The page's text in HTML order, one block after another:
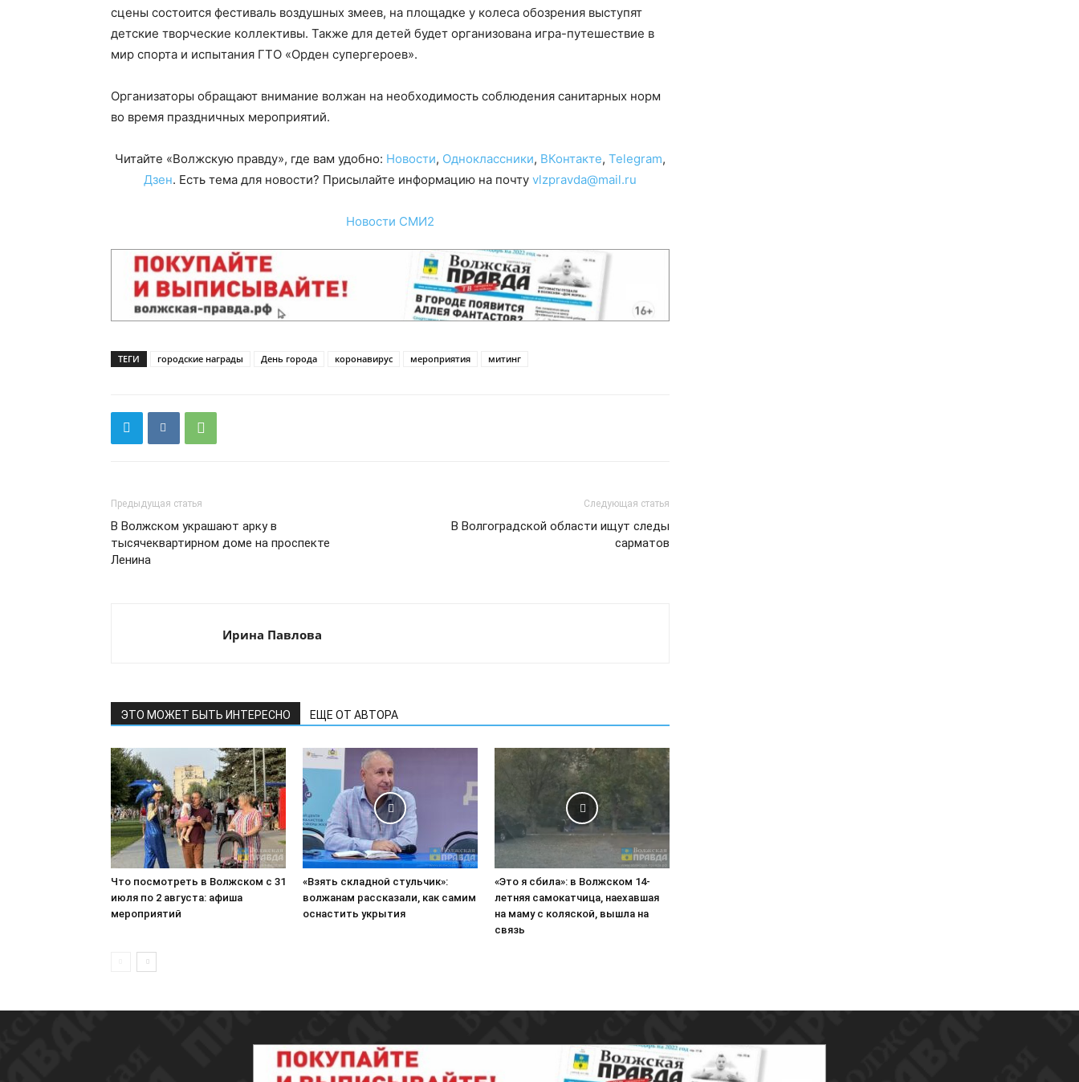
сцены состоится фестиваль воздушных змеев, на площадке у колеса обозрения выступят
детские творческие коллективы. Также для детей будет организована игра-путешествие в
мир спорта и испытания ГТО «Орден супергероев».
Организаторы обращают внимание волжан на необходимость соблюдения санитарных норм
во время праздничных мероприятий.
Читайте «Волжскую правду», где вам удобно: Новости, Одноклассники, ВКонтакте, Telegram,
Дзен. Есть тема для новости? Присылайте информацию на почту vlzpravda@mail.ru
Новости СМИ2
ТЕГИ городские награды День города коронавирус мероприятия митинг
Предыдущая статья
В Волжском украшают арку в
тысячеквартирном доме на проспекте
Ленина
Следующая статья
В Волгоградской области ищут следы
сарматов
Ирина Павлова
ЭТО МОЖЕТ БЫТЬ ИНТЕРЕСНО ЕЩЕ ОТ АВТОРА
Что посмотреть в Волжском с 31
июля по 2 августа: афиша
мероприятий
«Взять складной стульчик»:
волжанам рассказали, как самим
оснастить укрытия
«Это я сбила»: в Волжском 14-
летняя самокатчица, наехавшая
на маму с коляской, вышла на
связь